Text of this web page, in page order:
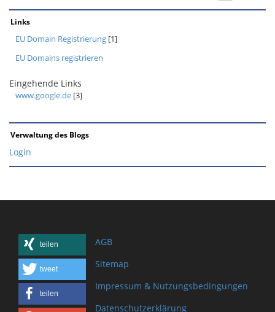
Links
EU Domain Registrierung [1]
EU Domains registrieren
Eingehende Links
www.google.de [3]
Verwaltung des Blogs
Login
teilen
tweet
teilen
AGB
Sitemap
Impressum & Nutzungsbedingungen
Datenschutzerklärung